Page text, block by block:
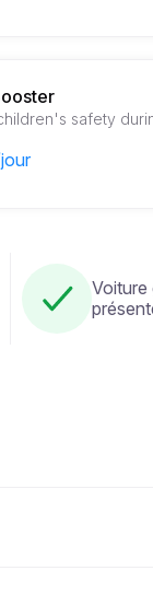
safety
Voiture
conduire valide.
peuvent
de crédit ou en